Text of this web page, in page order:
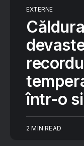
EXTERNE
într-o
2 MIN READ